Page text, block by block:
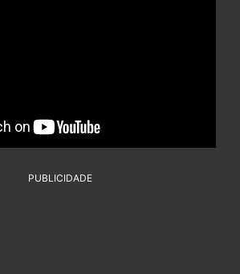
PUBLICIDADE